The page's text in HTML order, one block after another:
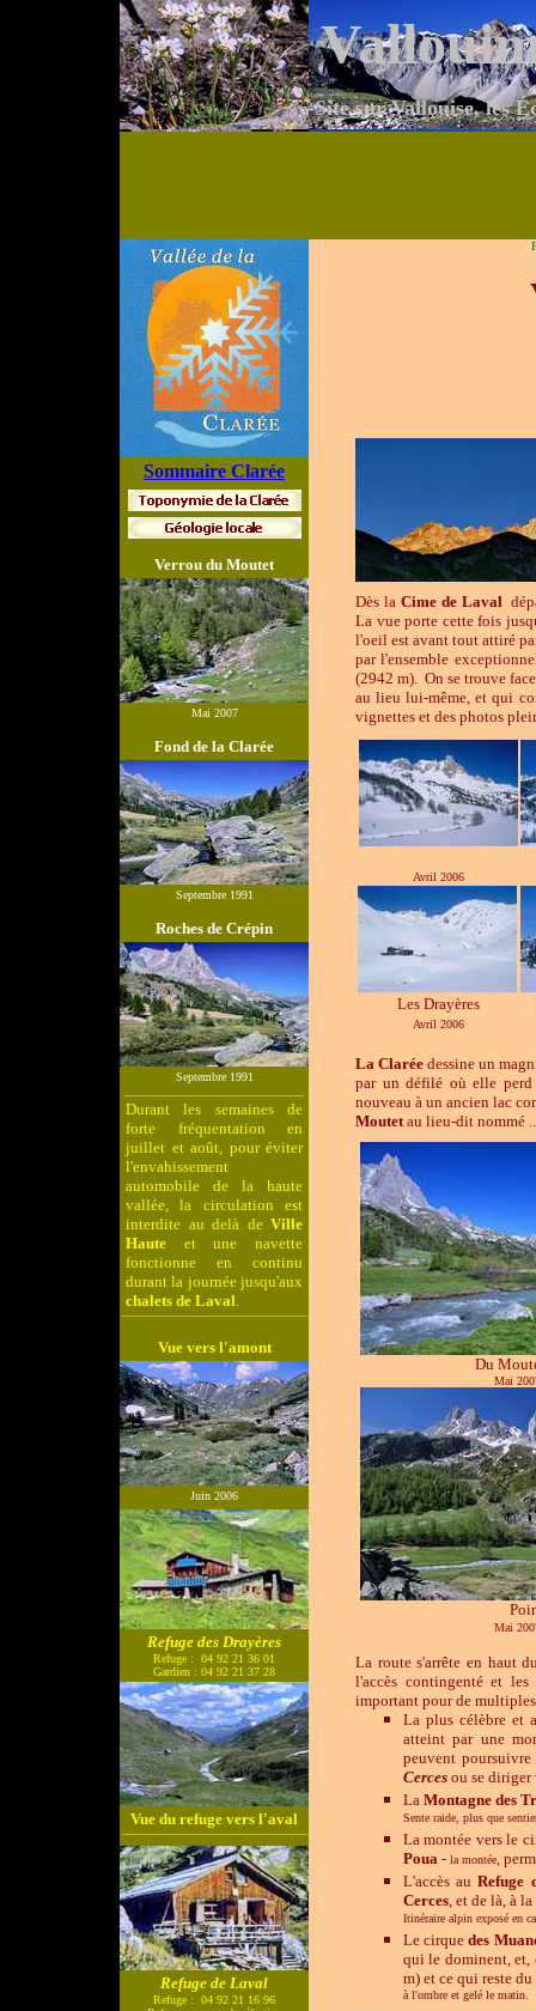
Site sur Vallouise, les
Sommaire Clarée
Verrou du Moutet
Mai 2007
Fond de la Clarée
Septembre 1991
Roches de Crépin
Septembre 1991
Durant les semaines de
forte fréquentation en
juillet et août, pour éviter
l'envahissement
automobile de la haute
vallée, la circulation est
interdite au delà de Ville
Haute et une navette
fonctionne en continu
durant la journée jusqu'aux
chalets de Laval.
_______________________________
Vue vers l'amont
Juin 2006
Refuge des Drayères
Refuge : 04 92 21 36 01
Gardien : 04 92 21 37 28
Vue du refuge vers l'aval
_______________________________
Refuge de Laval
Refuge : 04 92 21 16 96
Dès la Cime de Laval
La vue porte cette fois
l'oeil est avant tout attiré
par l'ensemble
(2942 m). On se trouve
au lieu lui-même, et qui
vignettes et des photos
Avril 2006
Les Drayères
Avril 2006
La Clarée dessine un
par un défilé où elle perd
nouveau à un ancien lac
Moutetau lieu-dit nommé
Du
Mai
Mai
La route s'arrête en haut
l'accès contingenté et
important pour de
La plus célèbre et
atteint par une
peuvent
Cerces ou se diriger
La Montagne des
Sente raide, plus que
La montée vers le
Poua - la montée,
L'accès auRefuge
Cerces, et de là, à la
Itinéraire alpin exposé en
Le cirquedes
qui le dominent, et,
m) et ce qui reste du
à l'ombre et gelé le matin.